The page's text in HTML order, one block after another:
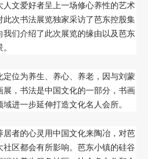
文爱好者呈上一场修心养性的艺术
次书法展览独家采访了芭东控股集
们介绍了此次展览的缘由以及芭东
位为养生、养心、养老，因与刘蒙
，书法是中国文化的一部分，书画
进一步延伸打造文化名人会所。
居者的心灵用中国文化来陶冶，对芭
区都会有所影响。芭东小镇的硅谷